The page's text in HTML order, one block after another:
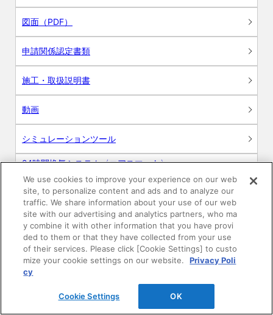
図面（PDF）
申請関係認定書類
施工・取扱説明書
動画
シミュレーションツール
24時間換気システム〈エアスマート〉
R&Dセンター環境測定・分析サービス
商品マスター申し込み
We use cookies to improve your experience on our web
site, to personalize content and ads and to analyze our
traffic. We share information about your use of our web
site with our advertising and analytics partners, who ma
y combine it with other information that you have provi
ded to them or that they have collected from your use
of their services. Please click [Cookie Settings] to custo
mize your cookie settings on our website.
Privacy Poli
cy
Cookie Settings OK